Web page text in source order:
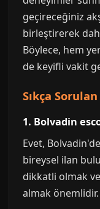
geçireceğiniz
birleştirerek
Böylece, hem
de keyifli vakit
Sıkça
1. Bolvadin
Evet,
bireysel ilan
dikkatli olmak
almak önemlidir.